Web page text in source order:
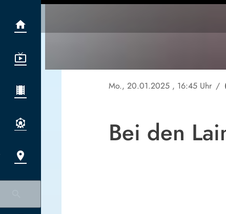
Mo., 20.01.2025 , 16:45 Uhr /
Bei den